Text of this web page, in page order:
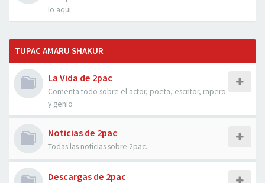
lo aqui
TUPAC AMARU SHAKUR
La Vida de 2pac
Comenta todo sobre el actor, poeta, escritor, rapero
y genio
Noticias de 2pac
Todas las noticias sobre 2pac.
Descargas de 2pac